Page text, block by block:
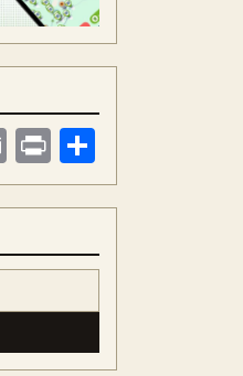
Email
Print
meg